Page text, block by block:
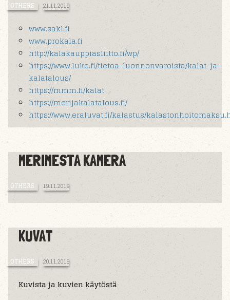
OTHERS 21.11.2019
www.sakl.fi
www.prokala.fi
http://kalakauppiasliitto.fi/wp/
https://www.luke.fi/tietoa-luonnonvaroista/kalat-ja-
kalatalous/
https://mmm.fi/kalat
https://merijakalatalous.fi/
https://www.eraluvat.fi/kalastus/
MERIMESTA KAMERA
OTHERS 19.11.2019
KUVAT
OTHERS 20.11.2019
Kuvista ja kuvien käytöstä